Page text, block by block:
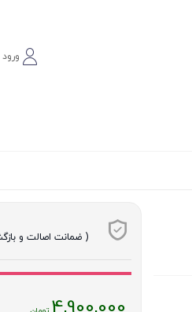
( ضمانت اصالت و بازگشت
قیمت